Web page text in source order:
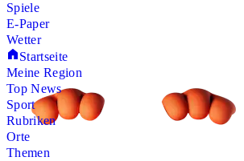
Spiele
E-Paper
Wetter
Startseite
Meine Region
Top News
Sport
Rubriken
Orte
Themen